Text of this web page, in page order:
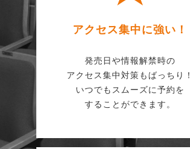
アクセス集中に強い！
発売日や情報解禁時の
アクセス集中対策もばっちり！
いつでもスムーズに予約を
することができます。